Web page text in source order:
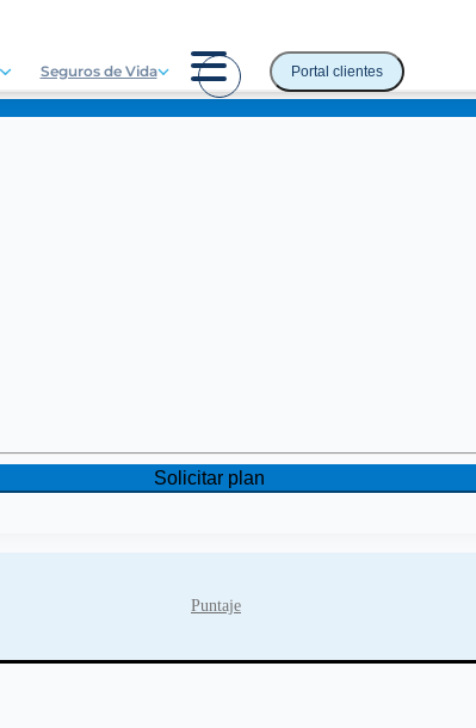
Seguros de Vida Portal clientes
Solicitar plan
Puntaje